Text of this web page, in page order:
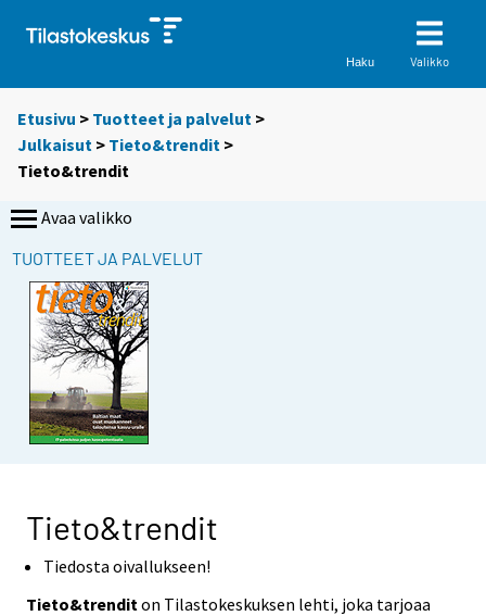
Haku Valikko
Etusivu > Tuotteet ja palvelut >
Julkaisut > Tieto&trendit >
Tieto&trendit
Avaa valikko
TUOTTEET JA PALVELUT
Tieto&trendit
Tiedosta oivallukseen!
Tieto&trendit on Tilastokeskuksen lehti, joka tarjoaa